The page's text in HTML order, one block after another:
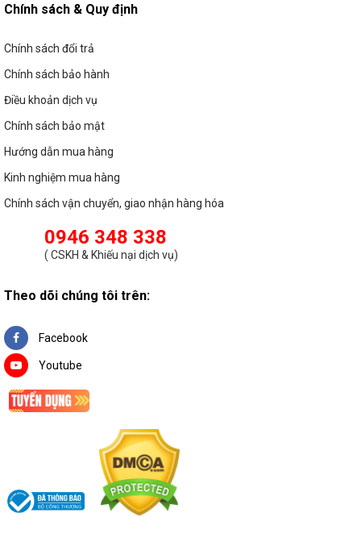
Chính sách & Quy định
Chính sách đổi trả
Chính sách bảo hành
Điều khoản dịch vụ
Chính sách bảo mật
Hướng dẫn mua hàng
Kinh nghiệm mua hàng
Chính sách vận chuyển, giao nhận hàng hóa
0946 348 338
( CSKH & Khiếu nại dịch vụ)
Theo dõi chúng tôi trên:
Facebook
Youtube